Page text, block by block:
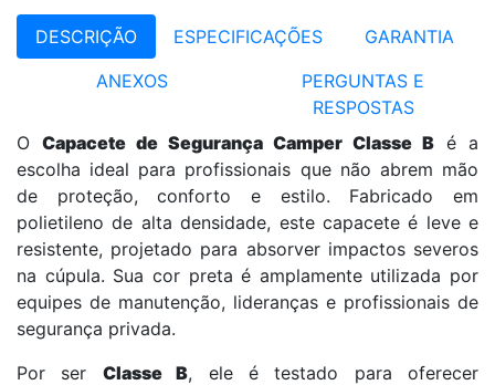
DESCRIÇÃO ESPECIFICAÇÕES
GARANTIA
ANEXOS
PERGUNTAS E
RESPOSTAS
O Capacete de Segurança Camper Classe B é a
escolha ideal para profissionais que não abrem mão
de proteção, conforto e estilo. Fabricado em
polietileno de alta densidade, este capacete é leve e
resistente, projetado para absorver impactos severos
na cúpula. Sua cor preta é amplamente utilizada por
equipes de manutenção, lideranças e profissionais de
segurança privada.
Por ser Classe B, ele é testado para oferecer